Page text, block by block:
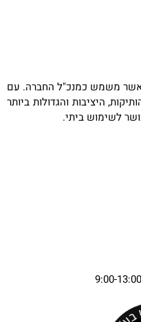
יעקב סיטי אשר משמש כמנכ"ל החברה. עם
היציבות והגדולות ביותר
לשימוש ביתי.